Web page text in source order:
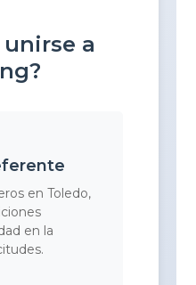
a
en Toledo,
en la